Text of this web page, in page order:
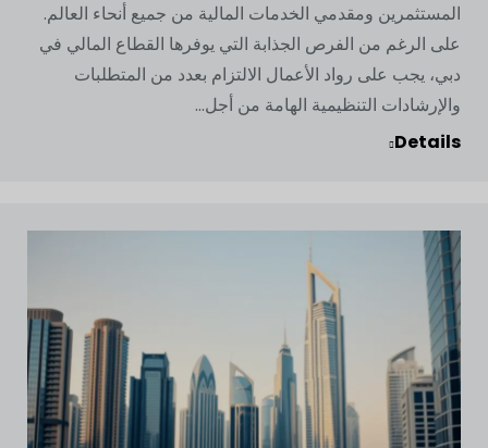
المستثمرين ومقدمي الخدمات المالية من جميع أنحاء العالم.
على الرغم من الفرص الجذابة التي يوفرها القطاع المالي في
دبي، يجب على رواد الأعمال الالتزام بعدد من المتطلبات
والإرشادات التنظيمية الهامة من أجل...
Details